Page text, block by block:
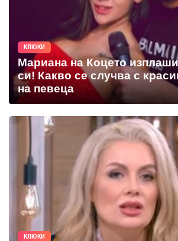
КЛЮКИ
Мариана на Коцето
си! Какво се случва с
на певеца
КЛЮКИ